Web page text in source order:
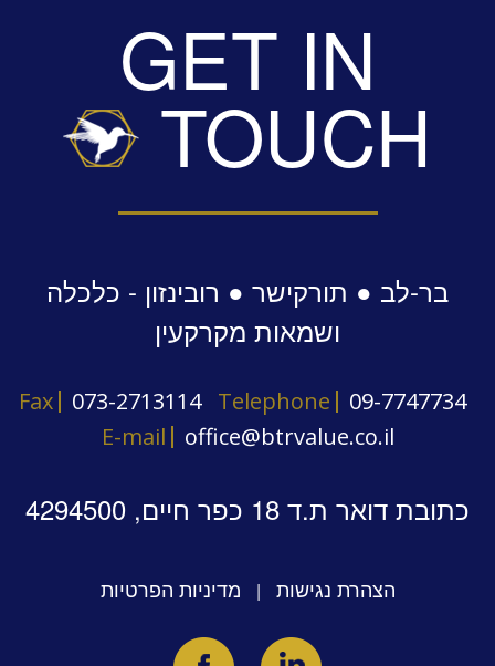
GET IN
TOUCH
בר-לב ● תורקישר ● רובינזון - כלכלה
ושמאות מקרקעין
Fax 073-2713114 Telephone
09-7747734
E-mail
office@btrvalue.co.il
כתובת דואר ת.ד 18 כפר חיים, 4294500
הצהרת נגישות | מדיניות הפרטיות